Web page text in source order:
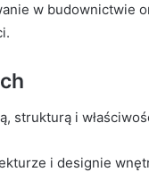
w budownictwie
strukturą i
i designie